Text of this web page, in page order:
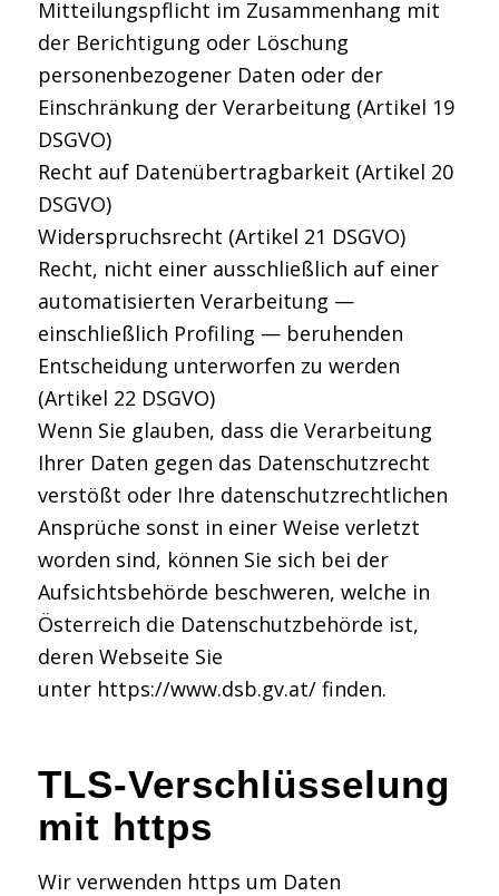
Mitteilungspflicht im Zusammenhang mit
der Berichtigung oder Löschung
personenbezogener Daten oder der
Einschränkung der Verarbeitung (Artikel 19
DSGVO)
Recht auf Datenübertragbarkeit (Artikel 20
DSGVO)
Widerspruchsrecht (Artikel 21 DSGVO)
Recht, nicht einer ausschließlich auf einer
automatisierten Verarbeitung —
einschließlich Profiling — beruhenden
Entscheidung unterworfen zu werden
(Artikel 22 DSGVO)
Wenn Sie glauben, dass die Verarbeitung
Ihrer Daten gegen das Datenschutzrecht
verstößt oder Ihre datenschutzrechtlichen
Ansprüche sonst in einer Weise verletzt
worden sind, können Sie sich bei der
Aufsichtsbehörde beschweren, welche in
Österreich die Datenschutzbehörde ist,
deren Webseite Sie
unter https://www.dsb.gv.at/ finden.
TLS-Verschlüsselung
mit https
Wir verwenden https um Daten